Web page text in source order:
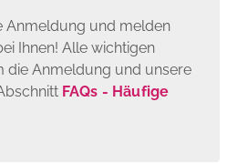
Anmeldung und melden
Ihnen! Alle wichtigen
die Anmeldung und unsere
FAQs - Häufige